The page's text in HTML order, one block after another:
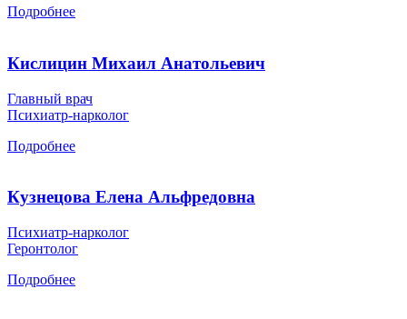
Подробнее
Кислицин Михаил Анатольевич
Главный врач
Психиатр-нарколог
Подробнее
Кузнецова Елена Альфредовна
Психиатр-нарколог
Геронтолог
Подробнее